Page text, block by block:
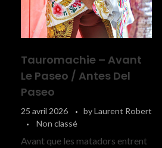
Tauromachie – Avant
Le Paseo / Antes Del
Paseo
25 avril 2026 byLaurent Robert
Non classé
Avant que les matadors entrent